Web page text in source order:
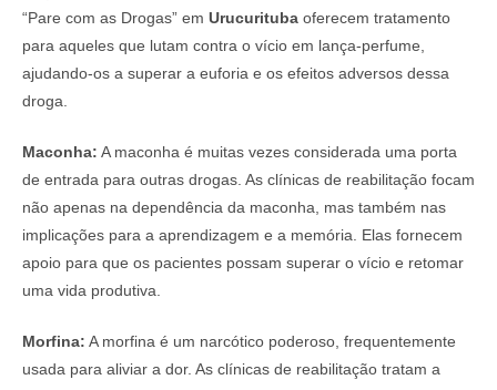
“Pare com as Drogas” em Urucurituba oferecem tratamento
para aqueles que lutam contra o vício em lança-perfume,
ajudando-os a superar a euforia e os efeitos adversos dessa
droga.
Maconha: A maconha é muitas vezes considerada uma porta
de entrada para outras drogas. As clínicas de reabilitação focam
não apenas na dependência da maconha, mas também nas
implicações para a aprendizagem e a memória. Elas fornecem
apoio para que os pacientes possam superar o vício e retomar
uma vida produtiva.
Morfina: A morfina é um narcótico poderoso, frequentemente
usada para aliviar a dor. As clínicas de reabilitação tratam a